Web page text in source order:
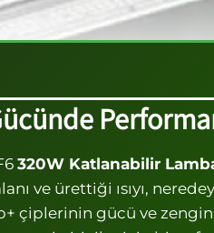
320W Katlanabilir
ve ürettiği ısıyı,
çiplerinin gücü ve